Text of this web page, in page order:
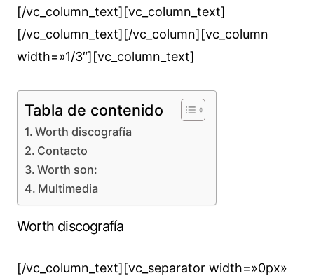
[/vc_column_text][vc_column_text]
[/vc_column_text][/vc_column][vc_column
width=»1/3″][vc_column_text]
Tabla de contenido
Worth discografía
Contacto
Worth son:
Multimedia
Worth discografía
[/vc_column_text][vc_separator width=»0px»